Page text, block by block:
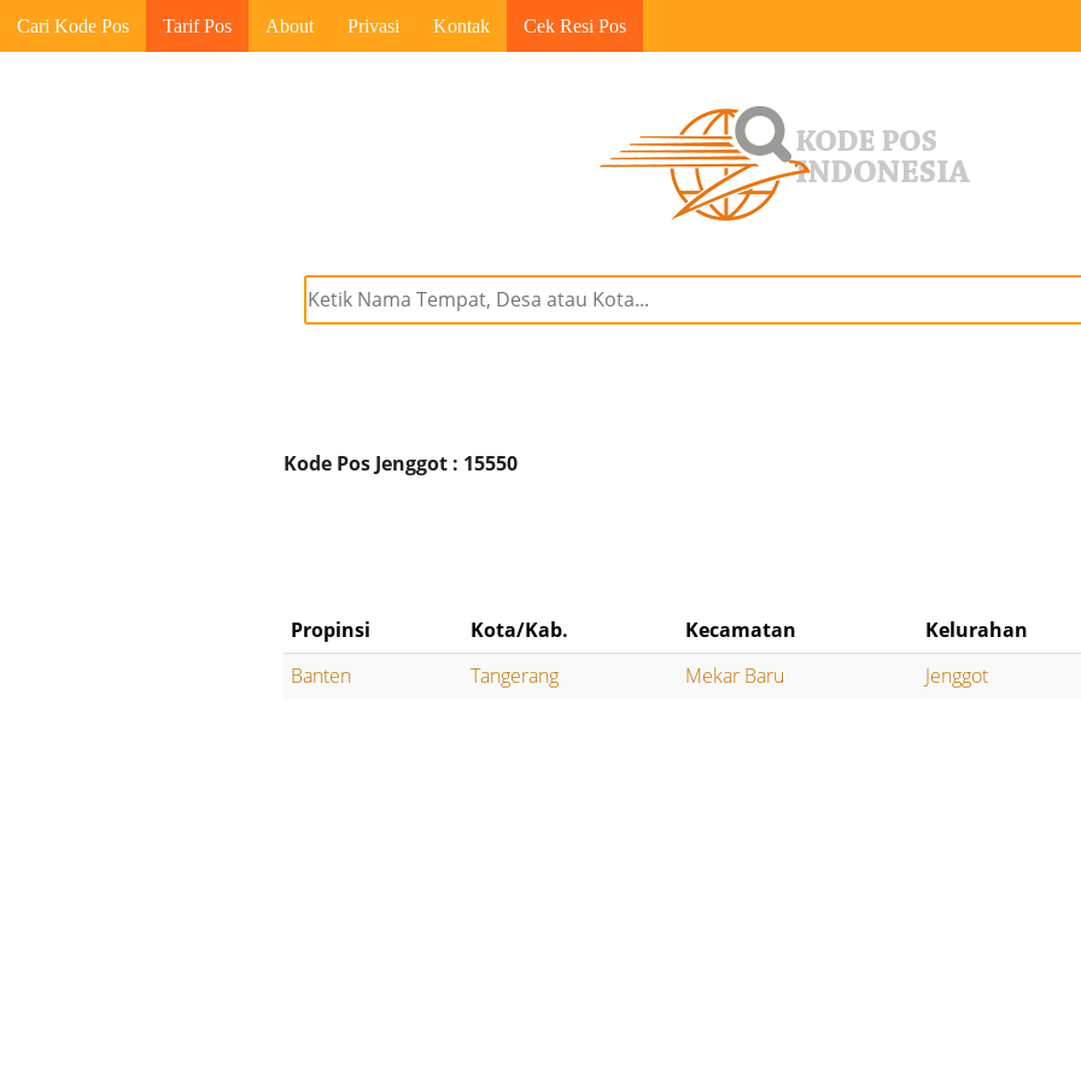
Cari Kode Pos Tarif Pos About Privasi Kontak Cek Resi Pos
Kode Pos Jenggot : 15550
Propinsi Kota/Kab. Kecamatan
Kelurahan
Banten
Tangerang Mekar Baru Jenggot